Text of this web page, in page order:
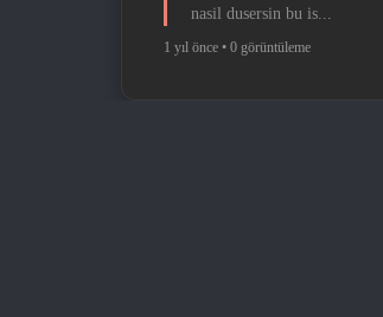
nasil dusersin bu is...
1 yıl önce • 0 görüntüleme